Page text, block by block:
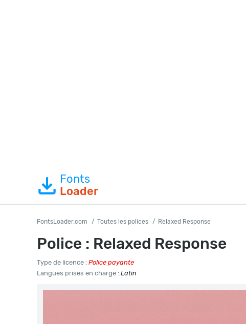
Fonts
Loader
FontsLoader.com Toutes les polices Relaxed Response
Police : Relaxed Response
Type de licence : Police payante
Langues prises en charge : Latin